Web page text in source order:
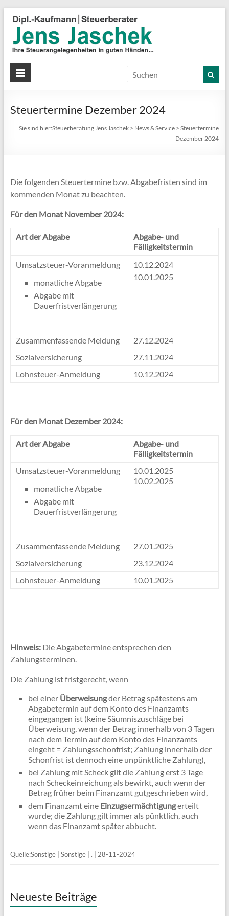
Steuertermine Dezember 2024
Sie sind hier:Steuerberatung Jens Jaschek > News & Service >Steuertermine
Dezember 2024
Die folgenden Steuertermine bzw. Abgabefristen sind im
kommenden Monat zu beachten.
Für den Monat November 2024:
Art der Abgabe
Abgabe- und
Fälligkeitstermin
Umsatzsteuer-Voranmeldung
monatliche Abgabe
Abgabe mit
Dauerfristverlängerung
10.12.2024
10.01.2025
Zusammenfassende Meldung
27.12.2024
Sozialversicherung
27.11.2024
Lohnsteuer-Anmeldung
10.12.2024
Für den Monat Dezember 2024:
Art der Abgabe
Abgabe- und
Fälligkeitstermin
Umsatzsteuer-Voranmeldung
monatliche Abgabe
Abgabe mit
Dauerfristverlängerung
10.01.2025
10.02.2025
Zusammenfassende Meldung
27.01.2025
Sozialversicherung
23.12.2024
Lohnsteuer-Anmeldung
10.01.2025
Hinweis:Die Abgabetermine entsprechen den
Zahlungsterminen.
Die Zahlung ist fristgerecht, wenn
bei einer Überweisungder Betrag spätestens am
Abgabetermin auf dem Konto des Finanzamts
eingegangen ist (keine Säumniszuschläge bei
Überweisung, wenn der Betrag innerhalb von 3 Tagen
nach dem Termin auf dem Konto des Finanzamts
eingeht = Zahlungsschonfrist; Zahlung innerhalb der
Schonfrist ist dennoch eine unpünktliche Zahlung),
bei Zahlung mit Scheck gilt die Zahlung erst 3 Tage
nach Scheckeinreichung als bewirkt, auch wenn der
Betrag früher beim Finanzamt gutgeschrieben wird,
dem Finanzamt eine Einzugsermächtigungerteilt
wurde; die Zahlung gilt immer als pünktlich, auch
wenn das Finanzamt später abbucht.
Quelle:Sonstige | Sonstige | . | 28-11-2024
Neueste Beiträge